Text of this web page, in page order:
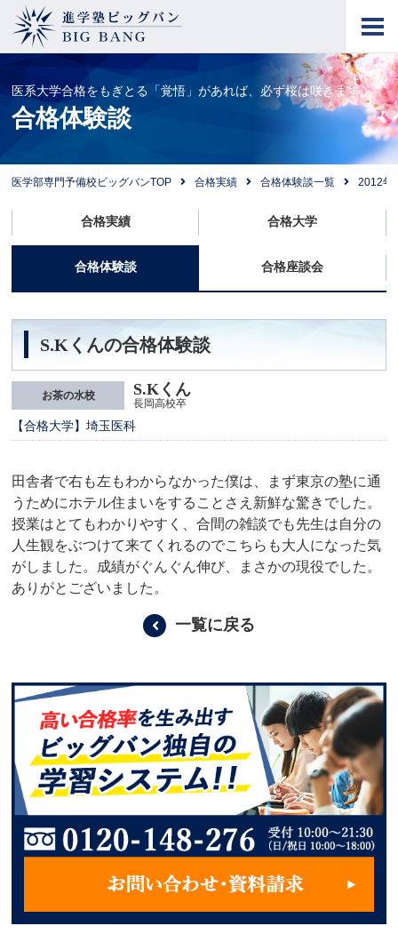
進学塾ビッグバン BIG BANG
医学部専門予備校ビッグバンTOP 合格実績 合格体験談一覧 2012年
医系大学合格をもぎとる「覚悟」があれば、必ず桜は咲きます。
合格体験談
合格実績 合格大学
合格体験談 合格座談会
S.Kくんの合格体験談
お茶の水校 S.Kくん
長岡高校卒
【合格大学】埼玉医科
田舎者で右も左もわからなかった僕は、まず東京の塾に通
うためにホテル住まいをすることさえ新鮮な驚きでした。
授業はとてもわかりやすく、合間の雑談でも先生は自分の
人生観をぶつけて来てくれるのでこちらも大人になった気
がしました。成績がぐんぐん伸び、まさかの現役でした。
ありがとございました。
一覧に戻る